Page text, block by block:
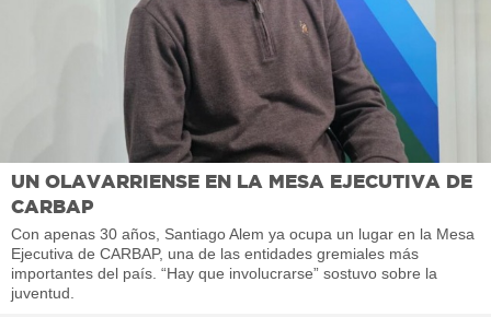
UN OLAVARRIENSE EN LA MESA EJECUTIVA DE
CARBAP
Con apenas 30 años, Santiago Alem ya ocupa un lugar en la Mesa
Ejecutiva de CARBAP, una de las entidades gremiales más
importantes del país. “Hay que involucrarse” sostuvo sobre la
juventud.